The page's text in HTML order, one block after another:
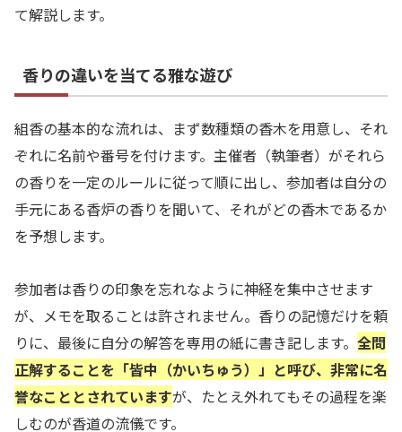
て解説します。
香りの違いを当てる雅な遊び
組香の基本的な流れは、まず数種類の香木を用意し、それ
ぞれに名前や番号を付けます。主催者（執筆者）がそれら
の香りを一定のルールに従って順に出し、参加者は自分の
手元にある香炉の香りを聞いて、それがどの香木であるか
を予想します。
参加者は香りの印象を忘れなように神経を集中させます
が、メモを取ることは許されません。香りの記憶だけを頼
りに、最後に自分の解答を専用の紙に書き記します。 全問
正解することを「皆中（かいちゅう）」と呼び、非常に名
誉なこととされていますが、たとえ外れてもその過程を楽
しむのが香道の流儀です。